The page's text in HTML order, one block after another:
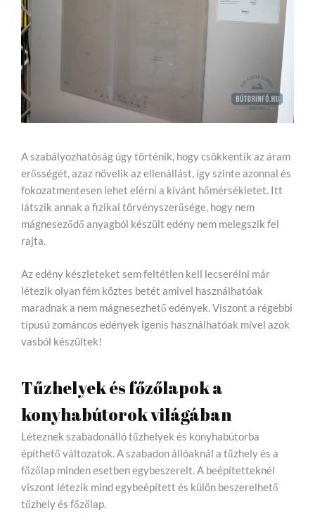
A szabályozhatóság úgy történik, hogy csökkentik az áram
erősségét, azaz növelik az ellenállást, így szinte azonnal és
fokozatmentesen lehet elérni a kívánt hőmérsékletet. Itt
látszik annak a fizikai törvényszerűsége, hogy nem
mágneseződő anyagból készült edény nem melegszik fel
rajta.
Az edény készleteket sem feltétlen kell lecserélni már
létezik olyan fém köztes betét amivel használhatóak
maradnak a nem mágnesezhető edények. Viszont a régebbi
típusú zománcos edények igenis használhatóak mivel azok
vasból készültek!
Tűzhelyek és főzőlapok a
konyhabútorok világában
Léteznek szabadonálló tűzhelyek és konyhabútorba
építhető változatok. A szabadon állóaknál a tűzhely és a
főzőlap minden esetben egybeszerelt. A beépítetteknél
viszont létezik mind egybeépített és külön beszerelhető
tűzhely és főzőlap.